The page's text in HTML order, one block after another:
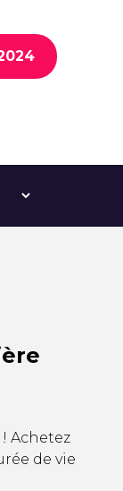
Achetez
de vie